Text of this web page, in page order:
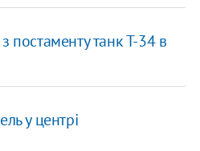
постаменту танк Т-34 в
у центрі